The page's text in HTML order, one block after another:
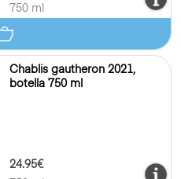
750 ml
Chablis gautheron 2021,
botella 750 ml
24.95€